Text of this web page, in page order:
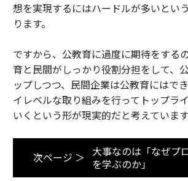
想を実現するにはハードルが多いとい
ります。
ですから、公教育に過度に期待をする
育と民間がしっかり役割分担をして、
ップしつつ、民間企業は公教育にはで
イレベルな取り組みを行ってトップラ
いくという形が現実的だと考えています
次ページ ＞
大事なのは「なぜプ
を学ぶのか」